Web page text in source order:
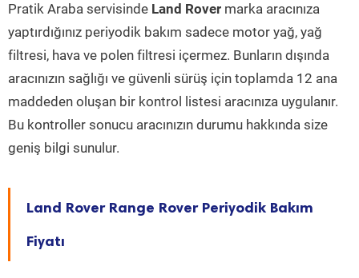
Pratik Araba servisinde Land Rover marka aracınıza
yaptırdığınız periyodik bakım sadece motor yağ, yağ
filtresi, hava ve polen filtresi içermez. Bunların dışında
aracınızın sağlığı ve güvenli sürüş için toplamda 12 ana
maddeden oluşan bir kontrol listesi aracınıza uygulanır.
Bu kontroller sonucu aracınızın durumu hakkında size
geniş bilgi sunulur.
Land Rover Range Rover Periyodik Bakım
Fiyatı